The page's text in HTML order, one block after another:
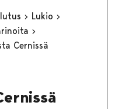
Lukio
Cernissä